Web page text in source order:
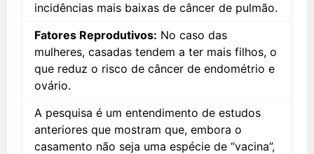
incidências mais baixas de câncer de pulmão.
Fatores Reprodutivos: No caso das
mulheres, casadas tendem a ter mais filhos, o
que reduz o risco de câncer de endométrio e
ovário.
A pesquisa é um entendimento de estudos
anteriores que mostram que, embora o
casamento não seja uma espécie de “vacina”,